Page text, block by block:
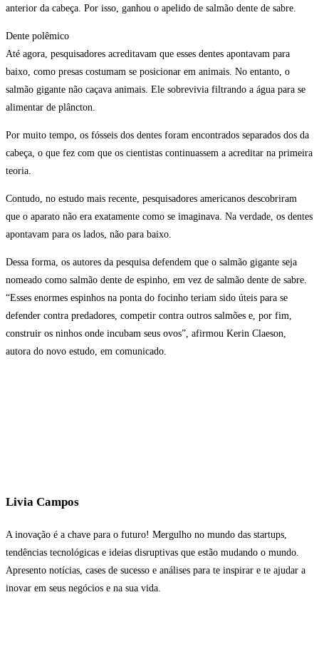
anterior da cabeça. Por isso, ganhou o apelido de salmão dente de sabre.
Dente polêmico
Até agora, pesquisadores acreditavam que esses dentes apontavam para
baixo, como presas costumam se posicionar em animais. No entanto, o
salmão gigante não caçava animais. Ele sobrevivia filtrando a água para se
alimentar de plâncton.
Por muito tempo, os fósseis dos dentes foram encontrados separados dos da
cabeça, o que fez com que os cientistas continuassem a acreditar na primeira
teoria.
Contudo, no estudo mais recente, pesquisadores americanos descobriram
que o aparato não era exatamente como se imaginava. Na verdade, os dentes
apontavam para os lados, não para baixo.
Dessa forma, os autores da pesquisa defendem que o salmão gigante seja
nomeado como salmão dente de espinho, em vez de salmão dente de sabre.
“Esses enormes espinhos na ponta do focinho teriam sido úteis para se
defender contra predadores, competir contra outros salmões e, por fim,
construir os ninhos onde incubam seus ovos”, afirmou Kerin Claeson,
autora do novo estudo, em comunicado.
Livia Campos
A inovação é a chave para o futuro! Mergulho no mundo das startups,
tendências tecnológicas e ideias disruptivas que estão mudando o mundo.
Apresento notícias, cases de sucesso e análises para te inspirar e te ajudar a
inovar em seus negócios e na sua vida.